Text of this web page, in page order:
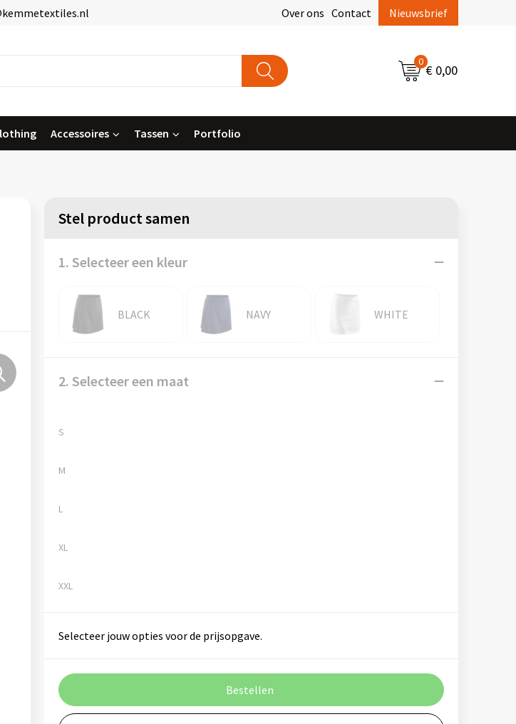
Over ons Contact Nieuwsbrief
0
€ 0,00
Accessoires Tassen Portfolio
Stel product samen
1. Selecteer een kleur
BLACK NAVY WHITE
2. Selecteer een maat
S
M
L
XL
XXL
Selecteer jouw opties voor de prijsopgave.
Bestellen